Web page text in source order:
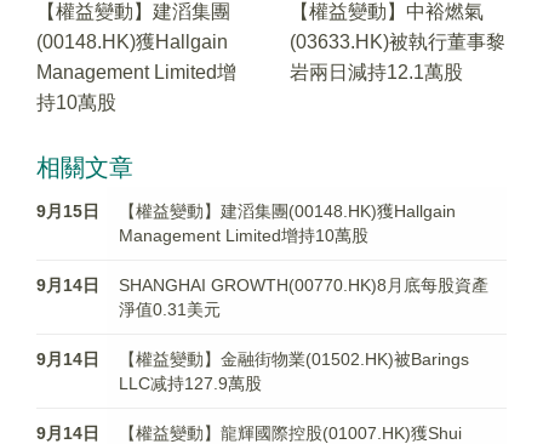
【權益變動】建滔集團
(00148.HK)獲Hallgain
Management Limited增
持10萬股
【權益變動】中裕燃氣
(03633.HK)被執行董事黎
岩兩日減持12.1萬股
相關文章
9月15日
【權益變動】建滔集團(00148.HK)獲Hallgain
Management Limited增持10萬股
9月14日
SHANGHAI GROWTH(00770.HK)8月底每股資產
淨值0.31美元
9月14日
【權益變動】金融街物業(01502.HK)被Barings
LLC减持127.9萬股
9月14日
【權益變動】龍輝國際控股(01007.HK)獲Shui